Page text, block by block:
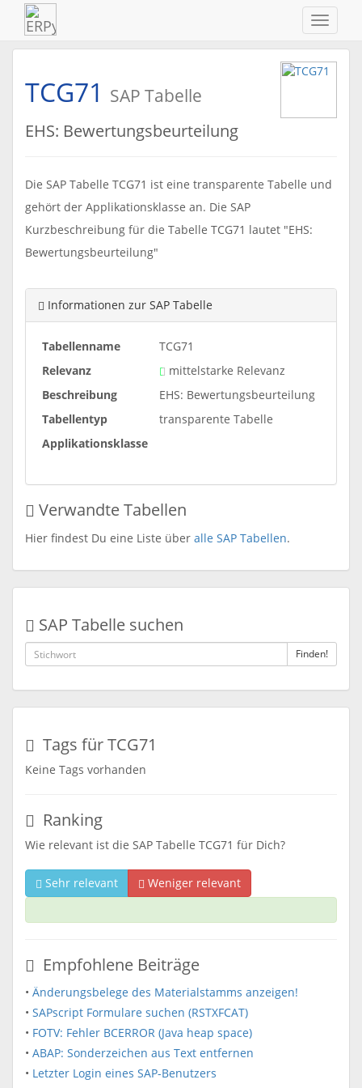
ein-/
TCG71 SAP Tabelle
EHS: Bewertungsbeurteilung
Die SAP Tabelle TCG71 ist eine transparente Tabelle und
gehört der Applikationsklasse an. Die SAP
Kurzbeschreibung für die Tabelle TCG71 lautet "EHS:
Bewertungsbeurteilung"
Informationen zur SAP Tabelle
Tabellenname
TCG71
Relevanz
mittelstarke Relevanz
Beschreibung
EHS: Bewertungsbeurteilung
Tabellentyp
transparente Tabelle
Applikationsklasse
Verwandte Tabellen
Hier findest Du eine Liste über alle SAP Tabellen.
SAP Tabelle suchen
Finden!
Tags für TCG71
Keine Tags vorhanden
Ranking
Wie relevant ist die SAP Tabelle TCG71 für Dich?
Sehr relevant Weniger relevant
Empfohlene Beiträge
• Änderungsbelege des Materialstamms anzeigen!
• SAPscript Formulare suchen (RSTXFCAT)
• FOTV: Fehler BCERROR (Java heap space)
• ABAP: Sonderzeichen aus Text entfernen
• Letzter Login eines SAP-Benutzers